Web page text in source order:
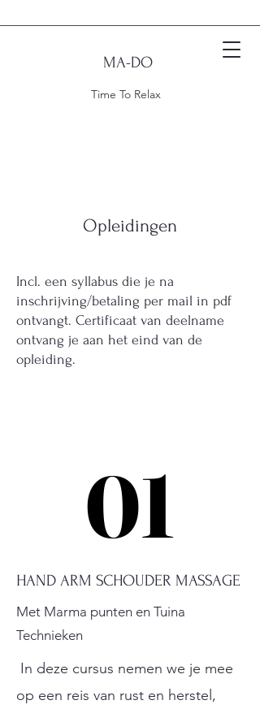
MA-DO
Time To Relax
Opleidingen
Incl. een syllabus die je na
inschrijving/betaling per mail in pdf
ontvangt. Certificaat van deelname
ontvang je aan het eind van de
opleiding.
01
01
HAND ARM SCHOUDER MASSAGE
Met Marma punten en Tuina
Technieken
In deze cursus nemen we je mee
op een reis van rust en herstel,